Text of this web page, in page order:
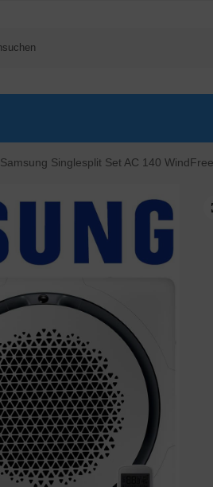
Samsung Singlesplit Set AC 140